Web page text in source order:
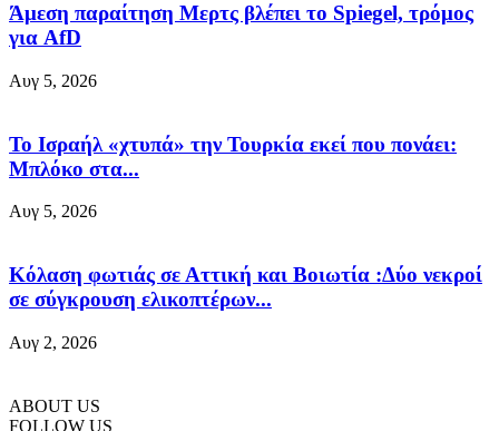
Άμεση παραίτηση Mερτς βλέπει το Spiegel, τρόμος
για AfD
Αυγ 5, 2026
Το Ισραήλ «χτυπά» την Τουρκία εκεί που πονάει:
Μπλόκο στα...
Αυγ 5, 2026
Κόλαση φωτιάς σε Αττική και Βοιωτία :Δύο νεκροί
σε σύγκρουση ελικοπτέρων...
Αυγ 2, 2026
ABOUT US
FOLLOW US